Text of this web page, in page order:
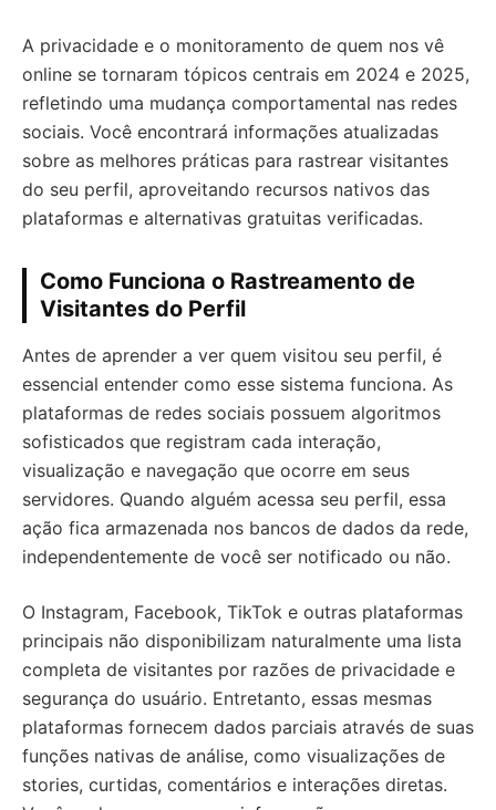
A privacidade e o monitoramento de quem nos vê
online se tornaram tópicos centrais em 2024 e 2025,
refletindo uma mudança comportamental nas redes
sociais. Você encontrará informações atualizadas
sobre as melhores práticas para rastrear visitantes
do seu perfil, aproveitando recursos nativos das
plataformas e alternativas gratuitas verificadas.
Como Funciona o Rastreamento de
Visitantes do Perfil
Antes de aprender a ver quem visitou seu perfil, é
essencial entender como esse sistema funciona. As
plataformas de redes sociais possuem algoritmos
sofisticados que registram cada interação,
visualização e navegação que ocorre em seus
servidores. Quando alguém acessa seu perfil, essa
ação fica armazenada nos bancos de dados da rede,
independentemente de você ser notificado ou não.
O Instagram, Facebook, TikTok e outras plataformas
principais não disponibilizam naturalmente uma lista
completa de visitantes por razões de privacidade e
segurança do usuário. Entretanto, essas mesmas
plataformas fornecem dados parciais através de suas
funções nativas de análise, como visualizações de
stories, curtidas, comentários e interações diretas.